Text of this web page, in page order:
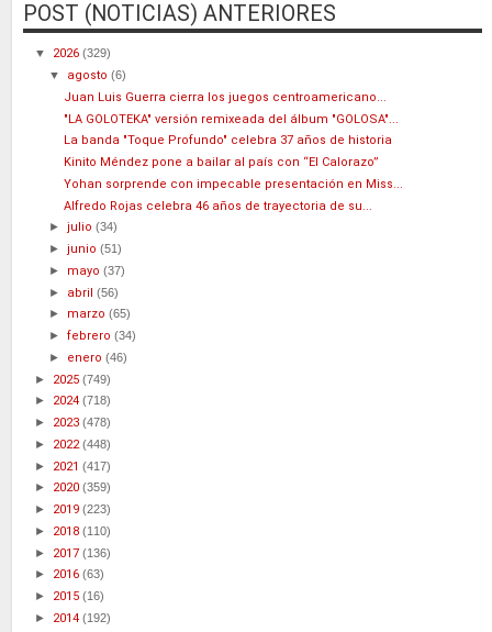
POST (NOTICIAS) ANTERIORES
▼ 2026 (329)
▼ agosto(6)
Juan Luis Guerra cierra los juegos centroamericano...
"LA GOLOTEKA" versión remixeada del álbum "GOLOSA"...
La banda "Toque Profundo" celebra 37 años de historia
Kinito Méndez pone a bailar al país con “El Calorazo”
Yohan sorprende con impecable presentación en Miss...
Alfredo Rojas celebra 46 años de trayectoria de su...
►julio(34)
►junio(51)
► mayo(37)
► abril(56)
► marzo(65)
►febrero(34)
► enero(46)
► 2025 (749)
► 2024 (718)
► 2023 (478)
► 2022(448)
► 2021 (417)
► 2020 (359)
► 2019 (223)
► 2018 (110)
► 2017 (136)
► 2016 (63)
► 2015 (16)
► 2014 (192)